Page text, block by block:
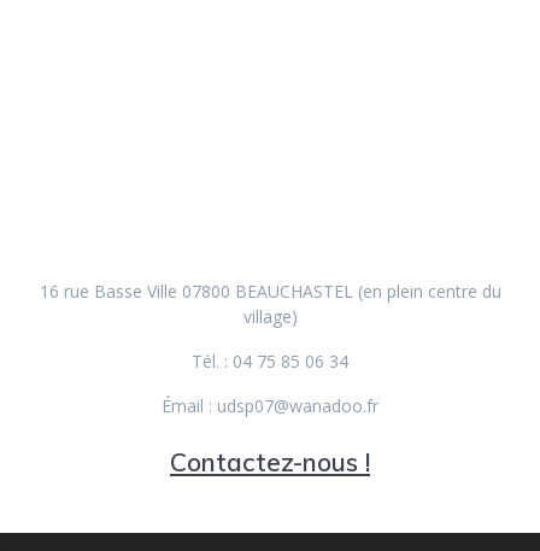
16 rue Basse Ville 07800 BEAUCHASTEL (en plein centre du
village)
Tél. : 04 75 85 06 34
Émail : udsp07@wanadoo.fr
Contactez-nous !